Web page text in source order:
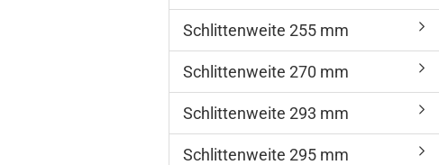
Schlittenweite 255 mm
Schlittenweite 270 mm
Schlittenweite 293 mm
Schlittenweite 295 mm